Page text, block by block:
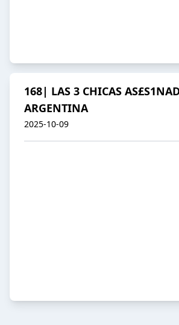
168| LAS 3 CHICAS
ARGENTINA
2025-10-09